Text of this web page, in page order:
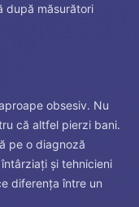
după măsurători
obsesiv. Nu
că altfel pierzi bani.
pe o diagnoză
și tehnicieni
diferența între un